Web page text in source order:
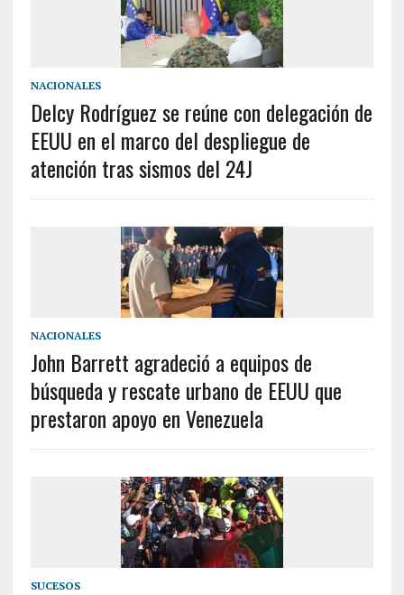
NACIONALES
Delcy Rodríguez se reúne con delegación de
EEUU en el marco del despliegue de
atención tras sismos del 24J
NACIONALES
John Barrett agradeció a equipos de
búsqueda y rescate urbano de EEUU que
prestaron apoyo en Venezuela
SUCESOS